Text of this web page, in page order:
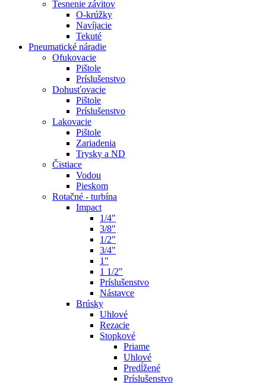
Tesnenie závitov
O-krúžky
Navíjacie
Tekuté
Pneumatické náradie
Ofukovacie
Pištole
Príslušenstvo
Dohusťovacie
Pištole
Príslušenstvo
Lakovacie
Pištole
Zariadenia
Trysky a ND
Čistiace
Vodou
Pieskom
Rotačné - turbína
Impact
1/4"
3/8"
1/2"
3/4"
1"
1 1/2"
Príslušenstvo
Nástavce
Brúsky
Uhlové
Rezacie
Stopkové
Priame
Uhlové
Predĺžené
Príslušenstvo